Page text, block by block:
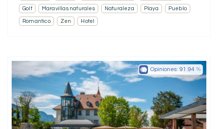
Golf Maravillas naturales Naturaleza Playa Pueblo
Romantico Zen Hotel
Opiniones: 91.94